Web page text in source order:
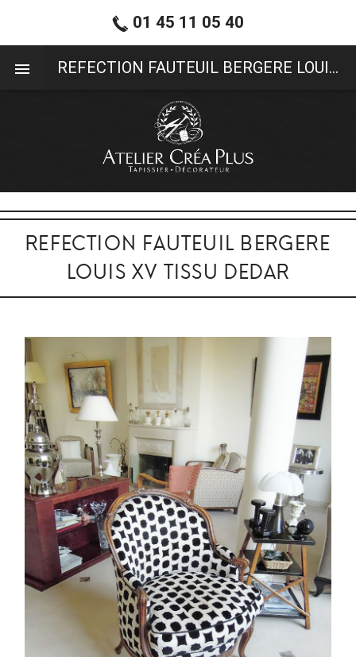
REFECTION FAUTEUIL BERGERE
LOUIS XV TISSU DEDAR
01 45 11 05 40
REFECTION FAUTEUIL BERGERE LOUIS XV TISSU DEDAR